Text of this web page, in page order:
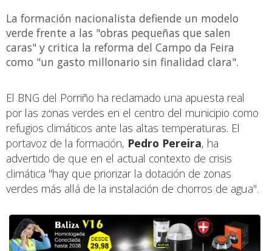
La formación nacionalista defiende un modelo
verde frente a las "obras pequeñas que salen
caras" y critica la reforma del Campo da Feira
como "un gasto millonario sin finalidad clara".
El BNG del Porriño ha reclamado una apuesta real
por las zonas verdes en el centro del municipio como
refugios climáticos ante las altas temperaturas. El
portavoz de la formación, Pedro Pereira, ha
advertido de que en el actual contexto de crisis
climática "hay que priorizar la dotación de zonas
verdes más allá de la instalación de chorros de agua".